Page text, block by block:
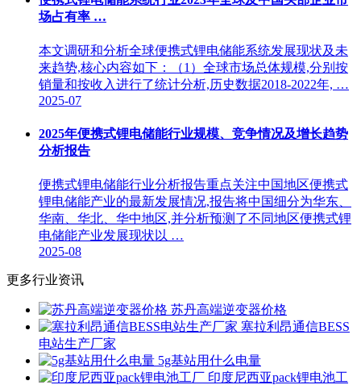
场占有率 …
本文调研和分析全球便携式锂电储能系统发展现状及未
来趋势,核心内容如下：（1）全球市场总体规模,分别按
销量和按收入进行了统计分析,历史数据2018-2022年, …
2025-07
2025年便携式锂电储能行业规模、竞争情况及增长趋势
分析报告
便携式锂电储能行业分析报告重点关注中国地区便携式
锂电储能产业的最新发展情况,报告将中国细分为华东、
华南、华北、华中地区,并分析预测了不同地区便携式锂
电储能产业发展现状以 …
2025-08
更多行业资讯
苏丹高端逆变器价格
塞拉利昂通信BESS
电站生产厂家
5g基站用什么电量
印度尼西亚pack锂电池工